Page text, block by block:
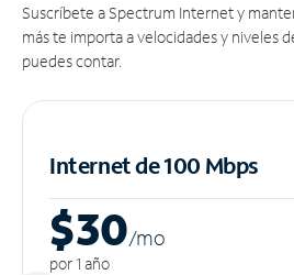
Suscríbete a Spectrum Internet y
más te importa a velocidades y niveles
puedes contar.
Internet de 100 Mbps
$30/mo
por 1 año